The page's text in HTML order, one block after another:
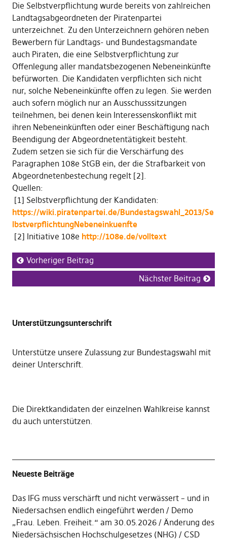
Die Selbstverpflichtung wurde bereits von zahlreichen
Landtagsabgeordneten der Piratenpartei
unterzeichnet. Zu den Unterzeichnern gehören neben
Bewerbern für Landtags- und Bundestagsmandate
auch Piraten, die eine Selbstverpflichtung zur
Offenlegung aller mandatsbezogenen Nebeneinkünfte
befürworten. Die Kandidaten verpflichten sich nicht
nur, solche Nebeneinkünfte offen zu legen. Sie werden
auch sofern möglich nur an Ausschusssitzungen
teilnehmen, bei denen kein Interessenskonflikt mit
ihren Nebeneinkünften oder einer Beschäftigung nach
Beendigung der Abgeordnetentätigkeit besteht.
Zudem setzen sie sich für die Verschärfung des
Paragraphen 108e StGB ein, der die Strafbarkeit von
Abgeordnetenbestechung regelt [2].
Quellen:
[1] Selbstverpflichtung der Kandidaten:
https://wiki.piratenpartei.de/Bundestagswahl_2013/Se
lbstverpflichtungNebeneinkuenfte
[2] Initiative 108e http://108e.de/volltext
Vorheriger Beitrag
Nächster Beitrag
Unterstützungsunterschrift
Unterstütze unsere Zulassung zur Bundestagswahl mit
deiner Unterschrift.
Die Direktkandidaten der einzelnen Wahlkreise kannst
du auch unterstützen.
Neueste Beiträge
Das IFG muss verschärft und nicht verwässert – und in
Niedersachsen endlich eingeführt werden
Demo
„Frau. Leben. Freiheit.“ am 30.05.2026
Änderung des
Niedersächsischen Hochschulgesetzes (NHG)
CSD